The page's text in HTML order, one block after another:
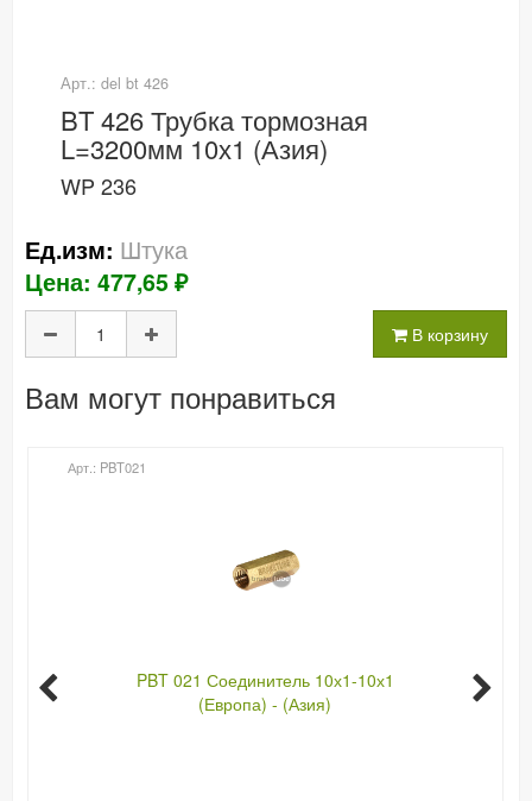
Арт.: del bt 426
BT 426 Трубка тормозная
L=3200мм 10х1 (Азия)
WP 236
Ед.изм: Штука
Цена: 477,65 ₽
В корзину
Вам могут понравиться
Арт.: PBT021
PBT 021 Соединитель 10х1-10х1
(Европа) - (Азия)